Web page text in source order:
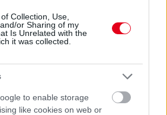
Collection, Use,
or Sharing of my
Is Unrelated with the
it was collected.
to enable storage
like cookies on web or